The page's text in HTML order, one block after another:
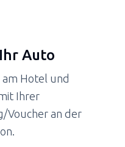
Auto
Hotel und
Ihrer
Voucher an der